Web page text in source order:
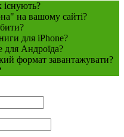
на вашому сайті?
для iPhone?
для Андроїда?
формат завантажувати?